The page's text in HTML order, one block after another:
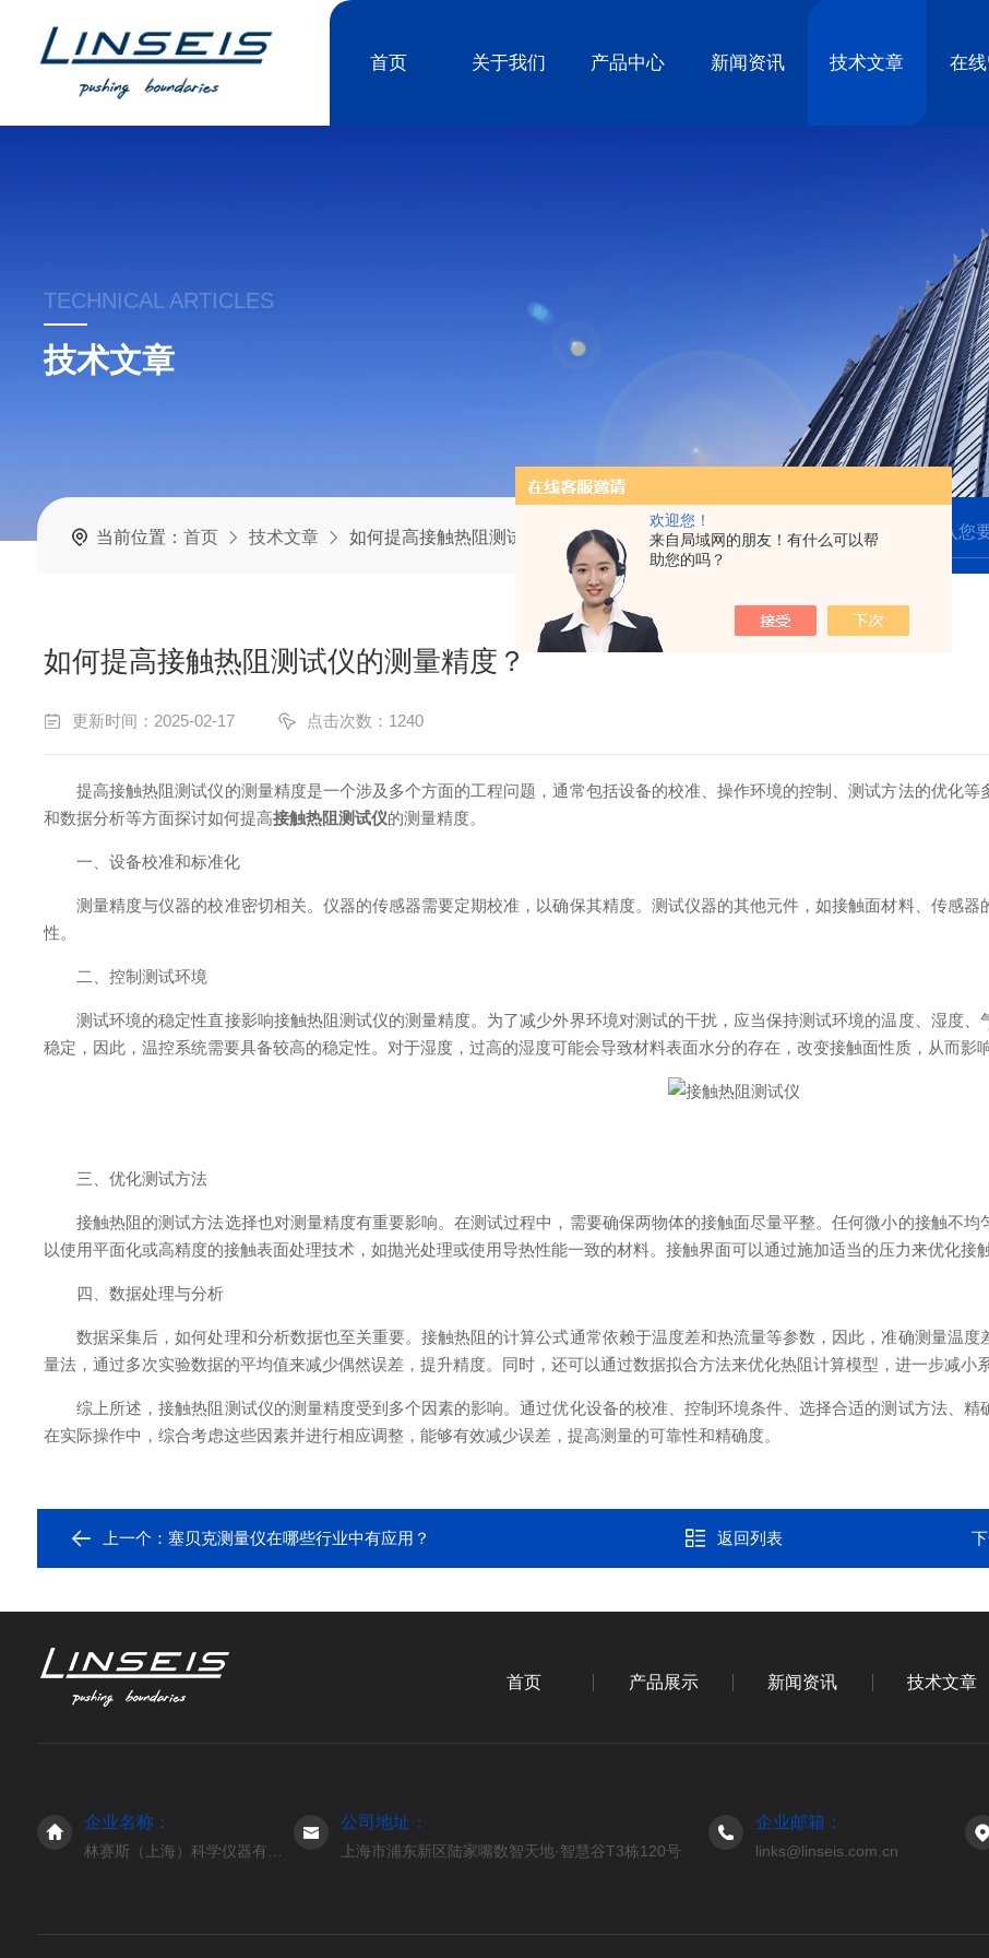
欢迎您！
来自局域网的朋友！有什么可以帮
助您的吗？
首页 关于我们 产品中心 新闻资讯 技术文章 在
TECHNICAL ARTICLES
技术文章
当前位置： 首页 技术文章 如何提高接触热阻测试仪的测量精度？
如何提高接触热阻测试仪的测量精度？
更新时间：2025-02-17 点击次数：1240
提高接触热阻测试仪的测量精度是一个涉及多个方面的工程问题，通常包括设备的校准、操作环境的控制、测试方法的优化等
和数据分析等方面探讨如何提高接触热阻测试仪的测量精度。
一、设备校准和标准化
测量精度与仪器的校准密切相关。仪器的传感器需要定期校准，以确保其精度。测试仪器的其他元件，如接触面材料、传感器
性。
二、控制测试环境
测试环境的稳定性直接影响接触热阻测试仪的测量精度。为了减少外界环境对测试的干扰，应当保持测试环境的温度、湿度、
稳定，因此，温控系统需要具备较高的稳定性。对于湿度，过高的湿度可能会导致材料表面水分的存在，改变接触面性质，从而影
三、优化测试方法
接触热阻的测试方法选择也对测量精度有重要影响。在测试过程中，需要确保两物体的接触面尽量平整。任何微小的接触不均
以使用平面化或高精度的接触表面处理技术，如抛光处理或使用导热性能一致的材料。接触界面可以通过施加适当的压力来优化接
四、数据处理与分析
数据采集后，如何处理和分析数据也至关重要。接触热阻的计算公式通常依赖于温度差和热流量等参数，因此，准确测量温度
量法，通过多次实验数据的平均值来减少偶然误差，提升精度。同时，还可以通过数据拟合方法来优化热阻计算模型，进一步减小系
综上所述，接触热阻测试仪的测量精度受到多个因素的影响。通过优化设备的校准、控制环境条件、选择合适的测试方法、精
在实际操作中，综合考虑这些因素并进行相应调整，能够有效减少误差，提高测量的可靠性和精确度。
上一个： 塞贝克测量仪在哪些行业中有应用？ 返回列表
首页 产品展示 新闻资讯 技术文章
企业名称： 公司地址：
上海市浦东新区陆家嘴数智天地·智慧谷T3栋120号
企业邮箱：
links@linseis.com.cn